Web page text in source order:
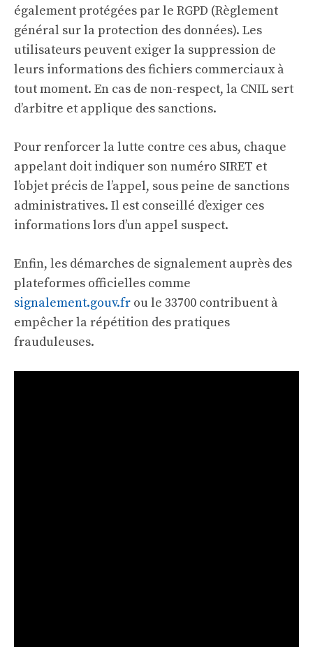
également protégées par le RGPD (Règlement
général sur la protection des données). Les
utilisateurs peuvent exiger la suppression de
leurs informations des fichiers commerciaux à
tout moment. En cas de non-respect, la CNIL sert
d’arbitre et applique des sanctions.
Pour renforcer la lutte contre ces abus, chaque
appelant doit indiquer son numéro SIRET et
l’objet précis de l’appel, sous peine de sanctions
administratives. Il est conseillé d’exiger ces
informations lors d’un appel suspect.
Enfin, les démarches de signalement auprès des
plateformes officielles comme
signalement.gouv.fr ou le 33700 contribuent à
empêcher la répétition des pratiques
frauduleuses.